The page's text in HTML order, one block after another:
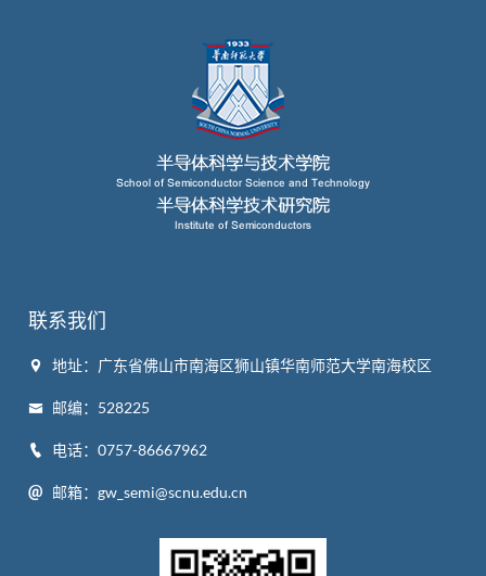
联系我们
地址：广东省佛山市南海区狮山镇华南师范大学南海校区
邮编：528225
电话：0757-86667962
邮箱：gw_semi@scnu.edu.cn